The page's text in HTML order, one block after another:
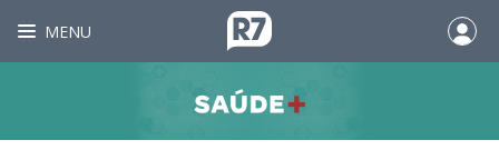
MENU